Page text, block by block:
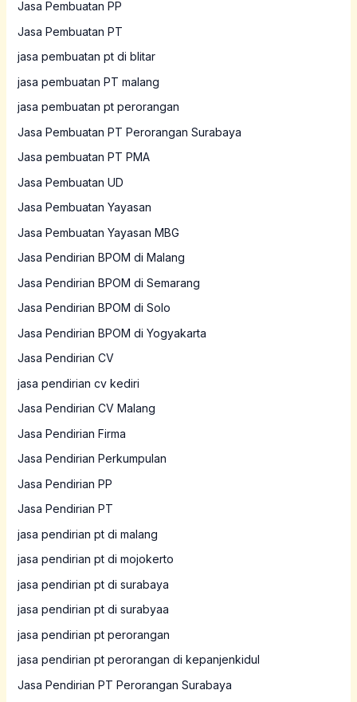
Jasa Pembuatan PP
Jasa Pembuatan PT
jasa pembuatan pt di blitar
jasa pembuatan PT malang
jasa pembuatan pt perorangan
Jasa Pembuatan PT Perorangan Surabaya
Jasa pembuatan PT PMA
Jasa Pembuatan UD
Jasa Pembuatan Yayasan
Jasa Pembuatan Yayasan MBG
Jasa Pendirian BPOM di Malang
Jasa Pendirian BPOM di Semarang
Jasa Pendirian BPOM di Solo
Jasa Pendirian BPOM di Yogyakarta
Jasa Pendirian CV
jasa pendirian cv kediri
Jasa Pendirian CV Malang
Jasa Pendirian Firma
Jasa Pendirian Perkumpulan
Jasa Pendirian PP
Jasa Pendirian PT
jasa pendirian pt di malang
jasa pendirian pt di mojokerto
jasa pendirian pt di surabaya
jasa pendirian pt di surabyaa
jasa pendirian pt perorangan
jasa pendirian pt perorangan di kepanjenkidul
Jasa Pendirian PT Perorangan Surabaya